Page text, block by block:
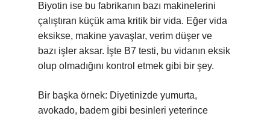
Biyotin ise bu fabrikanın bazı makinelerini
çalıştıran küçük ama kritik bir vida. Eğer vida
eksikse, makine yavaşlar, verim düşer ve
bazı işler aksar. İşte B7 testi, bu vidanın eksik
olup olmadığını kontrol etmek gibi bir şey.
Bir başka örnek: Diyetinizde yumurta,
avokado, badem gibi besinleri yeterince